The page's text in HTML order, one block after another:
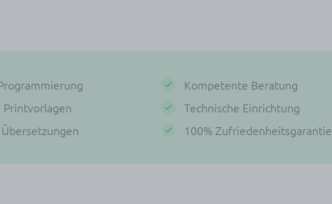
Printvorlagen
Kompetente Beratung
Technische Einrichtung
100% Zufriedenheitsgarantie